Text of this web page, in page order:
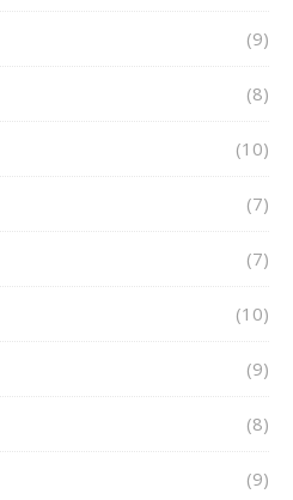
(9)
(8)
(10)
(7)
(7)
(10)
(9)
(8)
(9)